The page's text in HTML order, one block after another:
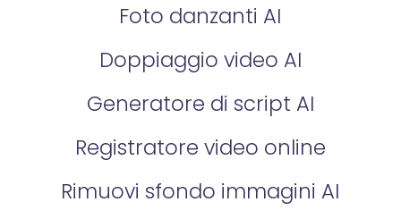
Foto danzanti AI
Doppiaggio video AI
Generatore di script AI
Registratore video online
Rimuovi sfondo immagini AI